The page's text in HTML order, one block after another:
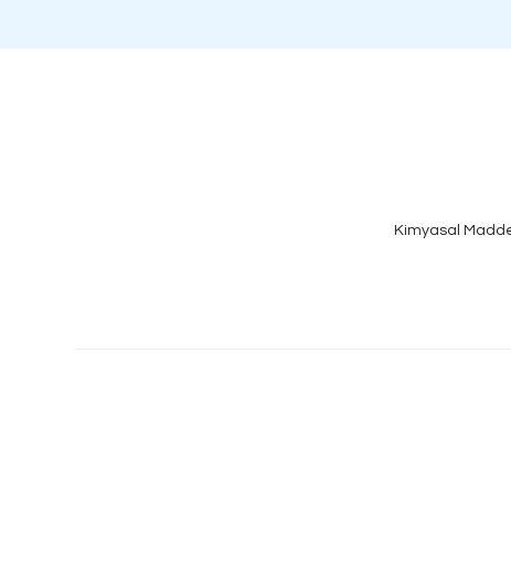
Kimyasal